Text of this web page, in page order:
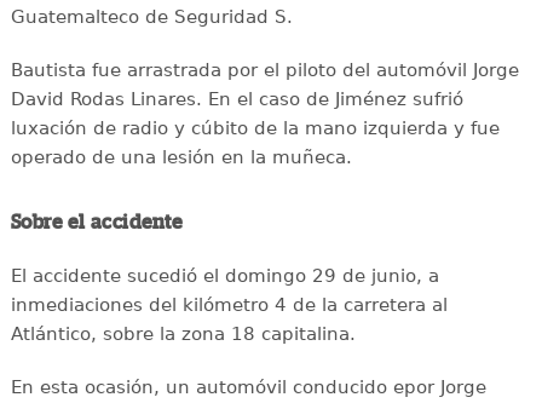
Guatemalteco de Seguridad S.
Bautista fue arrastrada por el piloto del automóvil Jorge
David Rodas Linares. En el caso de Jiménez sufrió
luxación de radio y cúbito de la mano izquierda y fue
operado de una lesión en la muñeca.
Sobre el accidente
El accidente sucedió el domingo 29 de junio, a
inmediaciones del kilómetro 4 de la carretera al
Atlántico, sobre la zona 18 capitalina.
En esta ocasión, un automóvil conducido epor Jorge